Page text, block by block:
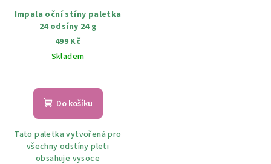
Impala oční stíny paletka
24 odsíny 24 g
499 Kč
Skladem
Do košíku
Tato paletka vytvořená pro
všechny odstíny pleti
obsahuje vysoce